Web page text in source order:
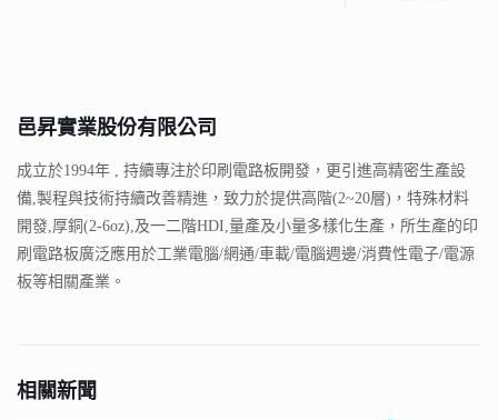
邑昇實業股份有限公司
成立於1994年 , 持續專注於印刷電路板開發，更引進高精密生產設
備,製程與技術持續改善精進，致力於提供高階(2~20層)，特殊材料
開發,厚銅(2-6oz),及一二階HDI,量產及小量多樣化生產，所生產的印
刷電路板廣泛應用於工業電腦/網通/車載/電腦週邊/消費性電子/電源
板等相關產業。
相關新聞